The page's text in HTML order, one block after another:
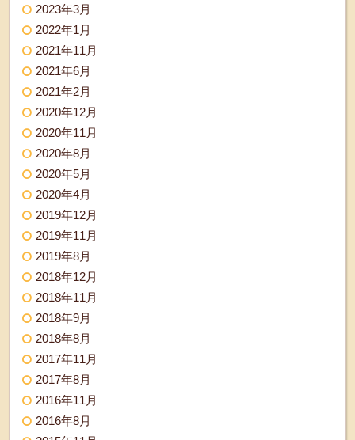
2023年3月
2022年1月
2021年11月
2021年6月
2021年2月
2020年12月
2020年11月
2020年8月
2020年5月
2020年4月
2019年12月
2019年11月
2019年8月
2018年12月
2018年11月
2018年9月
2018年8月
2017年11月
2017年8月
2016年11月
2016年8月